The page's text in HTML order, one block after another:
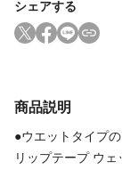
シェアする
商品説明
●ウエットタイプ
リップテープ ウ